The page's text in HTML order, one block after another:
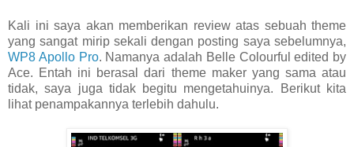
Kali ini saya akan memberikan review atas sebuah theme
yang sangat mirip sekali dengan posting saya sebelumnya,
WP8 Apollo Pro. Namanya adalah Belle Colourful edited by
Ace. Entah ini berasal dari theme maker yang sama atau
tidak, saya juga tidak begitu mengetahuinya. Berikut kita
lihat penampakannya terlebih dahulu.